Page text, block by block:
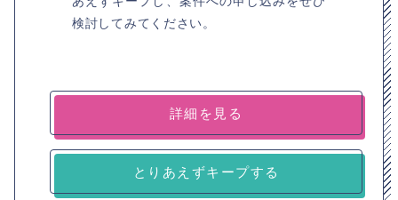
検討してみてください。
詳細を見る
とりあえずキープする